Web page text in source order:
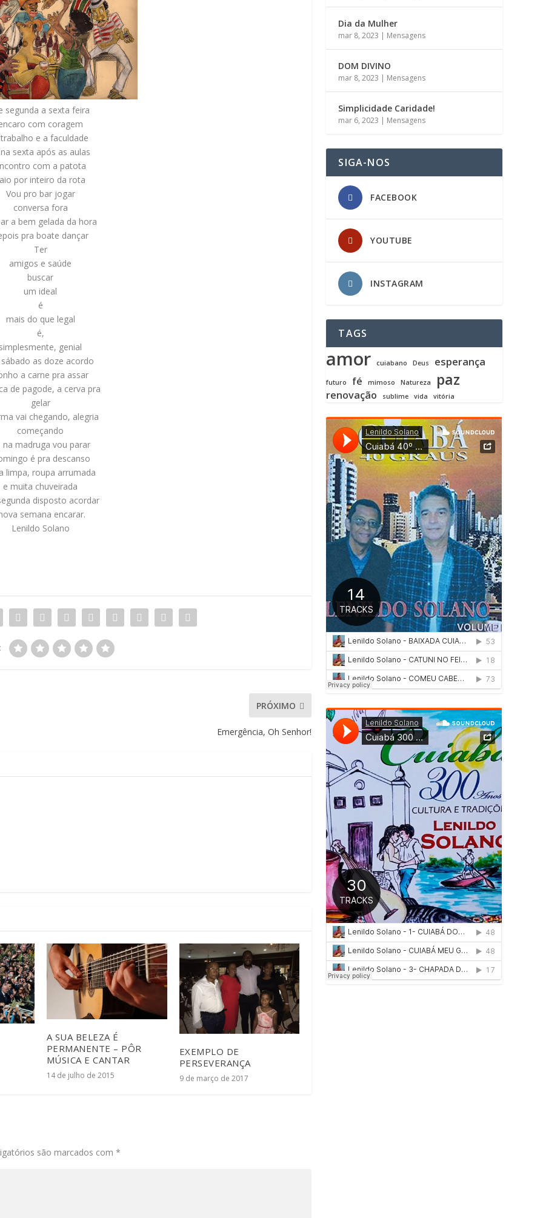
segunda a sexta feira
com coragem
e a faculdade
na sexta após as aulas
com a patota
por inteiro da rota
Vou pro bar jogar
conversa fora
a bem gelada da hora
pra boate dançar
Ter
amigos e saúde
buscar
um ideal
é
mais do que legal
é,
genial
as doze acordo
a carne pra assar
de pagode, a cerva pra
gelar
vai chegando, alegria
começando
na madruga vou parar
é pra descanso
limpa, roupa arrumada
e muita chuveirada
disposto acordar
semana encarar.
Lenildo Solano
PRÓXIMO
Emergência, Oh Senhor!
A SUA BELEZA É
PERMANENTE – PÔR
MÚSICA E CANTAR
14 de julho de 2015
EXEMPLO DE
PERSEVERANÇA
9 de março de 2017
são marcados com*
Dia da Mulher
mar 8, 2023 | Mensagens
DOM DIVINO
mar 8, 2023 | Mensagens
Simplicidade Caridade!
mar 6, 2023 | Mensagens
SIGA-NOS
FACEBOOK
YOUTUBE
INSTAGRAM
TAGS
amor cuiabano Deus esperança
futuro fé mimoso Natureza paz
renovação sublime vida vitória